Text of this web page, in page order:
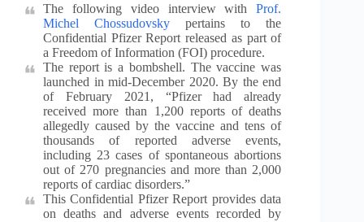
The following video interview withProf.
Michel Chossudovsky pertains to the
Confidential Pfizer Report released as part of
a Freedom of Information (FOI) procedure.
The report is a bombshell. The vaccine was
launched in mid-December 2020. By the end
of February 2021, “Pfizer had already
received more than 1,200 reports of deaths
allegedly caused by the vaccine and tens of
thousands of reported adverse events,
including 23 cases of spontaneous abortions
out of 270 pregnancies and more than 2,000
reports of cardiac disorders.”
This Confidential Pfizer Report provides data
on deaths and adverse events recorded by